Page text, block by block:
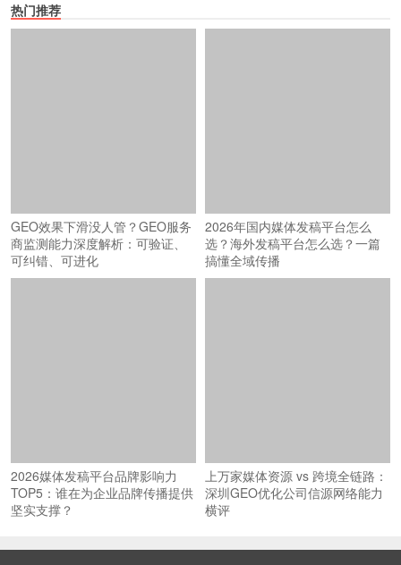
热门推荐
GEO效果下滑没人管？GEO服务
商监测能力深度解析：可验证、
可纠错、可进化
2026年国内媒体发稿平台怎么
选？海外发稿平台怎么选？一篇
搞懂全域传播
2026媒体发稿平台品牌影响力
TOP5：谁在为企业品牌传播提供
坚实支撑？
上万家媒体资源 vs 跨境全链路：
深圳GEO优化公司信源网络能力
横评